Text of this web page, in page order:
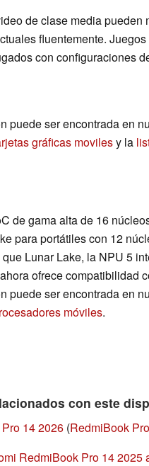
de clase media pueden
fluentemente.
con configuraciones
puede ser encontrada en
gráficas movilesy la
de gama alta de 16
para portátiles con 12
Lunar Lake, la NPU 5
ofrece compatibilidad
puede ser encontrada en
móviles.
con este
14 2026 (RedmiBook
RedmiBook Pro 14 2025